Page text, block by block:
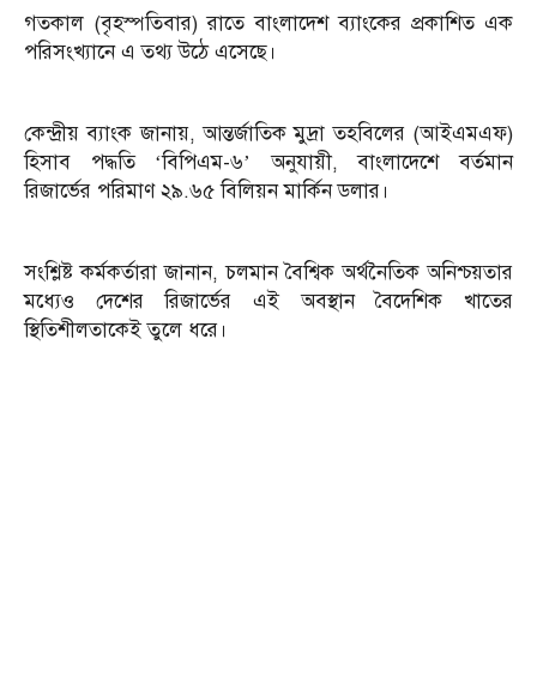
গতকাল (বৃহস্পতিবার) রাতে বাংলাদেশ ব্যাংকের প্রকাশিত এক
পরিসংখ্যানে এ তথ্য উঠে এসেছে।
কেন্দ্রীয় ব্যাংক জানায়, আন্তর্জাতিক মুদ্রা তহবিলের (আইএমএফ)
হিসাব পদ্ধতি ‘বিপিএম-৬’ অনুযায়ী, বাংলাদেশে বর্তমান
রিজার্ভের পরিমাণ ২৯.৬৫ বিলিয়ন মার্কিন ডলার।
সংশ্লিষ্ট কর্মকর্তারা জানান, চলমান বৈশ্বিক অর্থনৈতিক অনিশ্চয়তার
মধ্যেও দেশের রিজার্ভের এই অবস্থান বৈদেশিক খাতের
স্থিতিশীলতাকেই তুলে ধরে।